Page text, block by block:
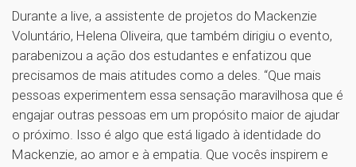
Durante a live, a assistente de projetos do Mackenzie
Voluntário, Helena Oliveira, que também dirigiu o evento,
parabenizou a ação dos estudantes e enfatizou que
precisamos de mais atitudes como a deles. “Que mais
pessoas experimentem essa sensação maravilhosa que é
engajar outras pessoas em um propósito maior de ajudar
o próximo. Isso é algo que está ligado à identidade do
Mackenzie, ao amor e à empatia. Que vocês inspirem e